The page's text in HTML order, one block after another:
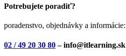
Potrebujete poradiť?
poradenstvo, objednávky a informácie:
02 / 49 20 30 80– info@itlearning.sk